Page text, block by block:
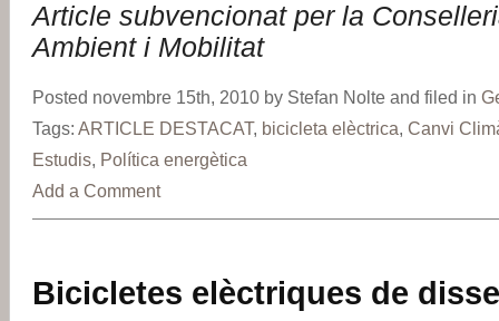
Article subvencionat per la
Ambient i Mobilitat
Posted novembre 15th, 2010 by Stefan Nolte and filed in
Tags: ARTICLE DESTACAT, bicicleta elèctrica, Canvi
Estudis, Política energètica
Add a Comment
Bicicletes elèctriques de